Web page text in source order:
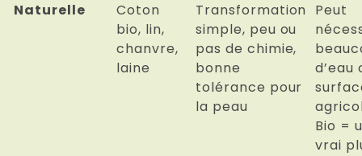
Naturelle
Coton
bio, lin,
chanvre,
laine
Transformation
simple, peu ou
pas de chimie,
bonne
tolérance pour
la peau
Peut
d’eau
Bio =
vrai